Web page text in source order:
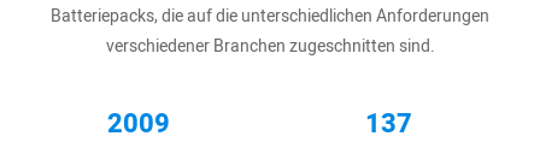
Batteriepacks, die auf die unterschiedlichen Anforderungen
verschiedener Branchen zugeschnitten sind.
2009 137